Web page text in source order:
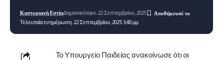
Τελευταία ενημέρωση: 22 Σεπτεμβρίου, 2025 3:48 μμ
Καστοριανή ΕστίαΔημοσιεύτηκε: 22 Σεπτεμβρίου, 2025
Το Υπουργείο Παιδείας ανακοίνωσε ότι οι